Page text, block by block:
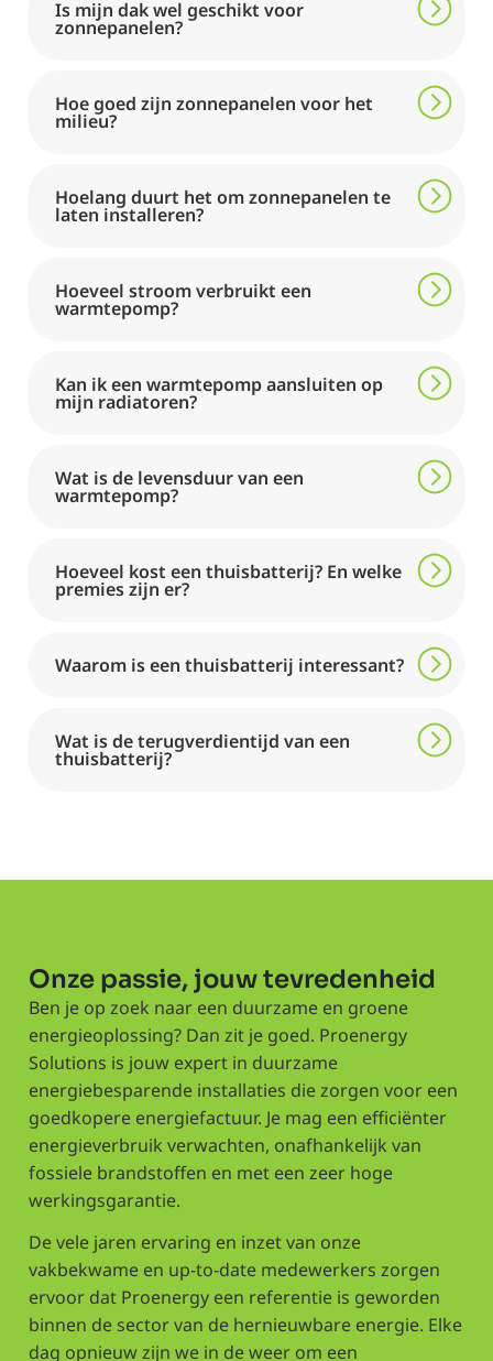
Is mijn dak wel geschikt voor
zonnepanelen?
Hoe goed zijn zonnepanelen voor het
milieu?
Hoelang duurt het om zonnepanelen te
laten installeren?
Hoeveel stroom verbruikt een
warmtepomp?
Kan ik een warmtepomp aansluiten op
mijn radiatoren?
Wat is de levensduur van een
warmtepomp?
Hoeveel kost een thuisbatterij? En welke
premies zijn er?
Waarom is een thuisbatterij interessant?
Wat is de terugverdientijd van een
thuisbatterij?
Onze passie, jouw tevredenheid
Ben je op zoek naar een duurzame en groene
energieoplossing? Dan zit je goed. Proenergy
Solutions is jouw expert in duurzame
energiebesparende installaties die zorgen voor een
goedkopere energiefactuur. Je mag een efficiënter
energieverbruik verwachten, onafhankelijk van
fossiele brandstoffen en met een zeer hoge
werkingsgarantie.
De vele jaren ervaring en inzet van onze
vakbekwame en up-to-date medewerkers zorgen
ervoor dat Proenergy een referentie is geworden
binnen de sector van de hernieuwbare energie. Elke
dag opnieuw zijn we in de weer om een